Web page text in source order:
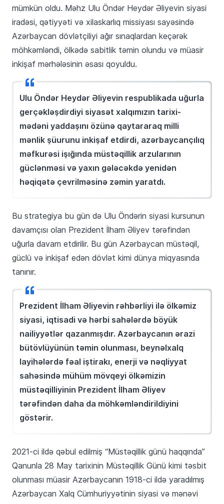
mümkün oldu. Məhz Ulu Öndər Heydər Əliyevin siyasi
iradəsi, qətiyyəti və xilaskarlıq missiyası sayəsində
Azərbaycan dövlətçiliyi ağır sınaqlardan keçərək
möhkəmləndi, ölkədə sabitlik təmin olundu və müasir
inkişaf mərhələsinin əsası qoyuldu.
Ulu Öndər Heydər Əliyevin respublikada uğurla
gerçəkləşdirdiyi siyasət xalqımızın tarixi-
mədəni yaddaşını özünə qaytararaq milli
mənlik şüurunu inkişaf etdirdi, azərbaycançılıq
məfkurəsi işığında müstəqillik arzularının
güclənməsi və yaxın gələcəkdə yenidən
həqiqətə çevrilməsinə zəmin yaratdı.
Bu strategiya bu gün də Ulu Öndərin siyasi kursunun
davamçısı olan Prezident İlham Əliyev tərəfindən
uğurla davam etdirilir. Bu gün Azərbaycan müstəqil,
güclü və inkişaf edən dövlət kimi dünya miqyasında
tanınır.
Prezident İlham Əliyevin rəhbərliyi ilə ölkəmiz
siyasi, iqtisadi və hərbi sahələrdə böyük
nailiyyətlər qazanmışdır. Azərbaycanın ərazi
bütövlüyünün təmin olunması, beynəlxalq
layihələrdə fəal iştirakı, enerji və nəqliyyat
sahəsində mühüm mövqeyi ölkəmizin
müstəqilliyinin Prezident İlham Əliyev
tərəfindən daha da möhkəmləndirildiyini
göstərir.
2021-ci ildə qəbul edilmiş “Müstəqillik günü haqqında”
Qanunla 28 May tarixinin Müstəqillik Günü kimi təsbit
olunması müasir Azərbaycanın 1918-ci ildə yaradılmış
Azərbaycan Xalq Cümhuriyyətinin siyasi və mənəvi